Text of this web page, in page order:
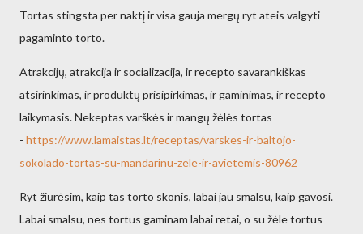
Tortas stingsta per naktį ir visa gauja mergų ryt ateis valgyti
pagaminto torto.
Atrakcijų, atrakcija ir socializacija, ir recepto savarankiškas
atsirinkimas, ir produktų prisipirkimas, ir gaminimas, ir recepto
laikymasis. Nekeptas varškės ir mangų žėlės tortas
- https://www.lamaistas.lt/receptas/varskes-ir-baltojo-
sokolado-tortas-su-mandarinu-zele-ir-avietemis-80962
Ryt žiūrėsim, kaip tas torto skonis, labai jau smalsu, kaip gavosi.
Labai smalsu, nes tortus gaminam labai retai, o su žėle tortus